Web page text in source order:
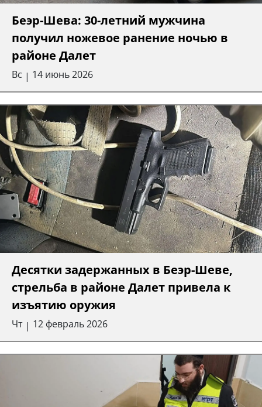
Беэр-Шева: 30-летний мужчина
получил ножевое ранение ночью в
районе Далет
Вс | 14 июнь 2026
Десятки задержанных в Беэр-Шеве,
стрельба в районе Далет привела к
изъятию оружия
Чт | 12 февраль 2026